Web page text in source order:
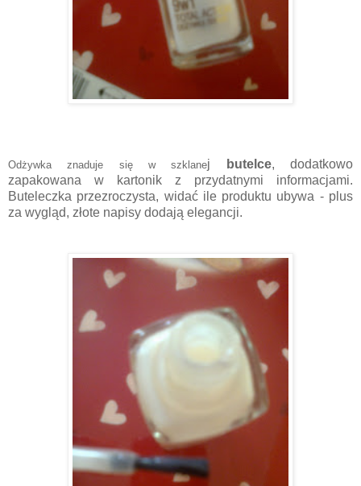
Odżywka znaduje się w szklanej butelce, dodatkowo
zapakowana w kartonik z przydatnymi informacjami.
Buteleczka przezroczysta, widać ile produktu ubywa - plus
za wygląd, złote napisy dodają elegancji.